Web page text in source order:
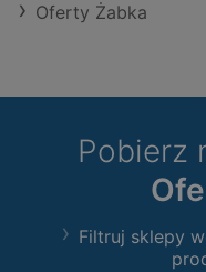
Oferty Żabka
Pobierz
Filtruj sklepy